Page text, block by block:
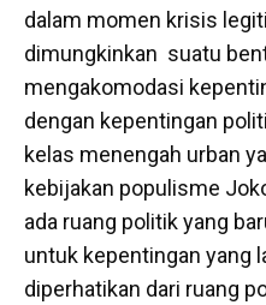
dalam momen krisis
dimungkinkan suatu
mengakomodasi
dengan kepentingan
kelas menengah urban
kebijakan populisme
ada ruang politik yang
untuk kepentingan yang
diperhatikan dari ruang